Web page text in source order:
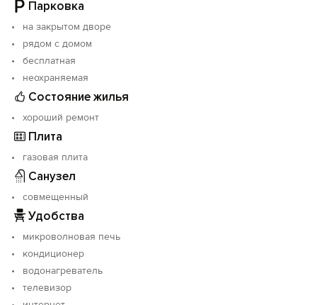
Парковка
на закрытом дворе
рядом с домом
бесплатная
неохраняемая
Состояние жилья
хороший ремонт
Плита
газовая плита
Санузел
совмещенный
Удобства
микроволновая печь
кондиционер
водонагреватель
телевизор